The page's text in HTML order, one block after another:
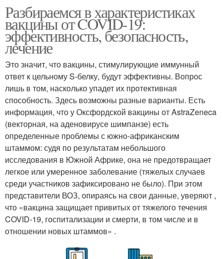
Разбираемся в характеристиках
вакцины от COVID-19:
эффективность, безопасность,
лечение
Это значит, что вакцины, стимулирующие иммунный
ответ к цельному S-белку, будут эффективны. Вопрос
лишь в том, насколько упадет их протективная
способность. Здесь возможны разные варианты. Есть
информация, что у Оксфордской вакцины от AstraZeneca
(векторная, на аденовирусе шимпанзе) есть
определенные проблемы с южно-африканским
штаммом: судя по результатам небольшого
исследования в Южной Африке, она не предотвращает
легкое или умеренное заболевание (тяжелых случаев
среди участников зафиксировано не было). При этом
представители ВОЗ, опираясь на свои данные, уверяют ,
что «вакцина защищает привитых от тяжелого течения
COVID-19, госпитализации и смерти, в том числе и в
отношении новых штаммов» .